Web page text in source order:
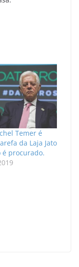
Temer é
da Laja Jato
é procurado.